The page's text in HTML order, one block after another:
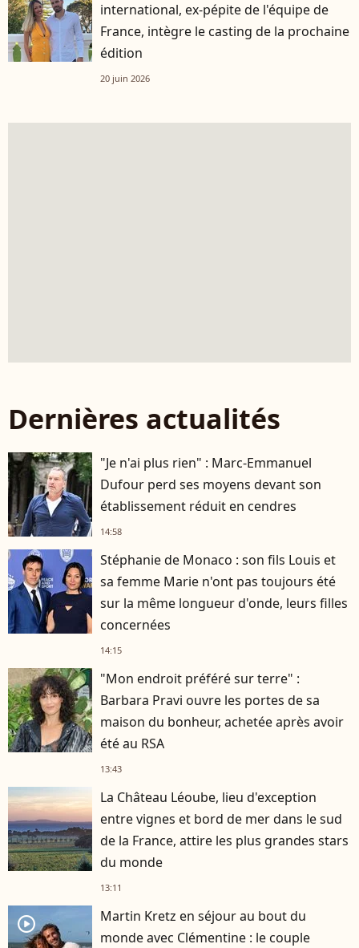
international, ex-pépite de l'équipe de
France, intègre le casting de la prochaine
édition
20 juin 2026
Dernières actualités
"Je n'ai plus rien" : Marc-Emmanuel
Dufour perd ses moyens devant son
établissement réduit en cendres
14:58
Stéphanie de Monaco : son fils Louis et
sa femme Marie n'ont pas toujours été
sur la même longueur d'onde, leurs filles
concernées
14:15
"Mon endroit préféré sur terre" :
Barbara Pravi ouvre les portes de sa
maison du bonheur, achetée après avoir
été au RSA
13:43
La Château Léoube, lieu d'exception
entre vignes et bord de mer dans le sud
de la France, attire les plus grandes stars
du monde
13:11
player2
Martin Kretz en séjour au bout du
monde avec Clémentine : le couple